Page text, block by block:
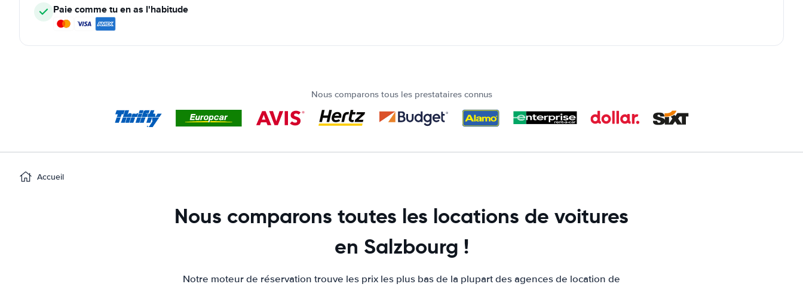
Paie comme tu en as l'habitude
Nous comparons tous les prestataires connus
Accueil
Nous comparons toutes les locations de voitures
en Salzbourg !
Notre moteur de réservation trouve les prix les plus bas de la plupart des agences de location de